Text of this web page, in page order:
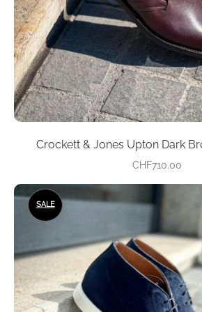
Unsere marken
Wishlist
Crockett & Jones Upton Dark
CHF710.00
Produktseite
gewählt
werden
SALE
Dieses
Produkt
weist
Varianten
Die
Optionen